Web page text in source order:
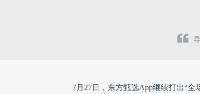
7月27日，东方甄选App继续打出“